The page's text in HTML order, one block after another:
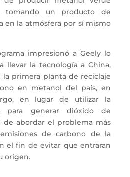
tomando un producto de
en la atmósfera por sí mismo
impresionó a Geely lo
llevar la tecnología a China,
primera planta de reciclaje
en metanol del país, en
en lugar de utilizar la
para generar dióxido de
de abordar el problema más
de carbono de la
el fin de evitar que entraran
origen.